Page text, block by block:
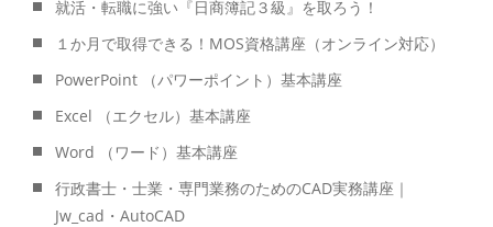
就活・転職に強い『日商簿記３級』を取ろう！
１か月で取得できる！MOS資格講座（オンライン対応）
PowerPoint （パワーポイント）基本講座
Excel （エクセル）基本講座
Word （ワード）基本講座
行政書士・士業・専門業務のためのCAD実務講座｜
Jw_cad・AutoCAD